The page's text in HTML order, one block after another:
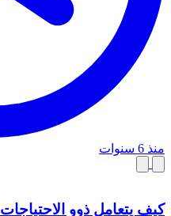
منذ 6 سنوات
كيف يتعامل ذوو